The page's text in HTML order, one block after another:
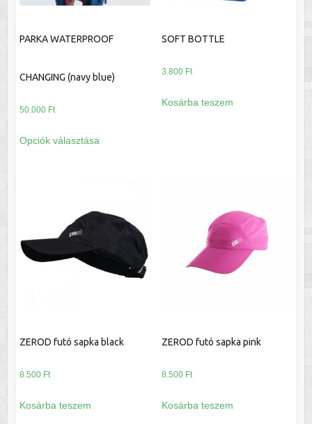
PARKA WATERPROOF
CHANGING (navy blue)
50.000 Ft
Opciók választása
a
van.
változatok
termékoldalon
SOFT BOTTLE
3.800 Ft
Kosárba teszem
ZEROD futó sapka black
8.500 Ft
Kosárba teszem
ZEROD futó sapka pink
8.500 Ft
Kosárba teszem